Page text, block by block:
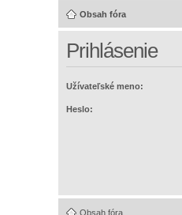
Obsah fóra
Prihlásenie
Užívateľské meno:
Heslo:
Obsah fóra